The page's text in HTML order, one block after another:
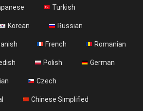
Turkish
Korean Russian
French Romanian
Polish German
Czech
Chinese Simplified